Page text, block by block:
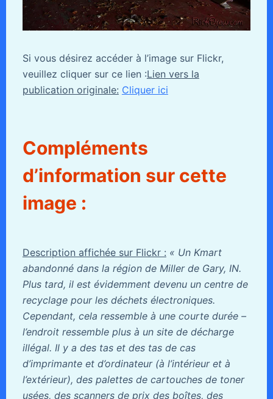
Si vous désirez accéder à l’image sur Flickr,
veuillez cliquer sur ce lien :Lien vers la
publication originale: Cliquer ici
Compléments
d’information sur cette
image :
Description affichée sur Flickr : « Un Kmart
abandonné dans la région de Miller de Gary, IN.
Plus tard, il est évidemment devenu un centre de
recyclage pour les déchets électroniques.
Cependant, cela ressemble à une courte durée –
l’endroit ressemble plus à un site de décharge
illégal. Il y a des tas et des tas de cas
d’imprimante et d’ordinateur (à l’intérieur et à
l’extérieur), des palettes de cartouches de toner
usées, des scanners de prix des boîtes, des